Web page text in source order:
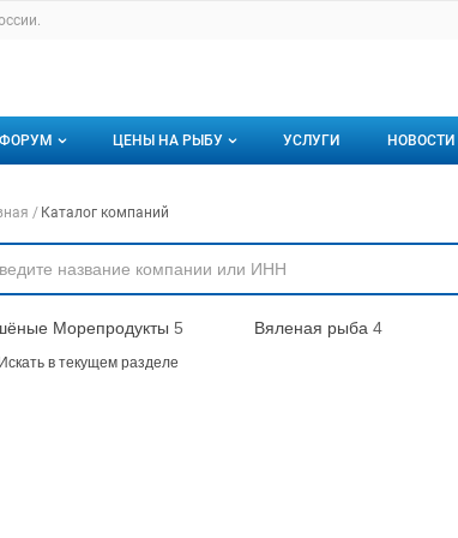
сайту fishretail.ru
сайта fishretail.ru
ФОРУМ
Избранные
С моим участием
ЦЕНЫ НА РЫБУ
Актуальные мониторинги
Динамика цен
Отзывы
УСЛУГИ НОВОСТИ
по компаниям
Каталог компаний
Морепродукты 5 Вяленая рыба 4
Искать в текущем разделе